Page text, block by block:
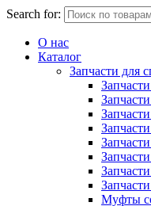
Search for:
О нас
Каталог
Запчасти для
Муфты